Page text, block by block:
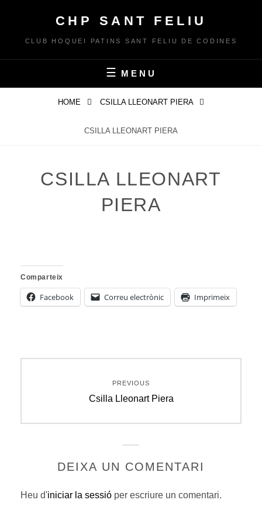
content
CHP SANT FELIU
CLUB HOQUEI PATINS SANT FELIU DE CODINES
MENU
HOME CSILLA LLEONART PIERA
CSILLA LLEONART PIERA
CSILLA LLEONART
PIERA
Comparteix
Facebook Correu electrònic Imprimeix
d'entrades
PREVIOUS
Previous
Csilla Lleonart Piera
DEIXA UN COMENTARI
Heu d'iniciar la sessió per escriure un comentari.